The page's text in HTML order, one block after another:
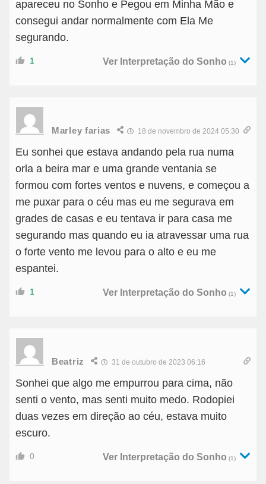
apareceu no Sonho e Pegou em Minha Mão e
consegui andar normalmente com Ela Me
segurando.
1 Ver Interpretação do Sonho (1)
Marley farias 18 de novembro de 2024 05:30
Eu sonhei que estava andando pela rua numa
orla a beira mar e uma grande ventania se
formou com fortes ventos e nuvens, e começou a
me puxar para o céu mas eu me segurava em
grades de casas e eu tentava ir para casa me
segurando mas quando eu ia atravessar uma rua
o forte vento me levou para o alto e eu me
espantei.
1 Ver Interpretação do Sonho (1)
Beatriz 31 de outubro de 2023 06:16
Sonhei que algo me empurrou para cima, não
senti o vento, mas senti muito medo. Rodopiei
duas vezes em direção ao céu, estava muito
escuro.
0 Ver Interpretação do Sonho (1)